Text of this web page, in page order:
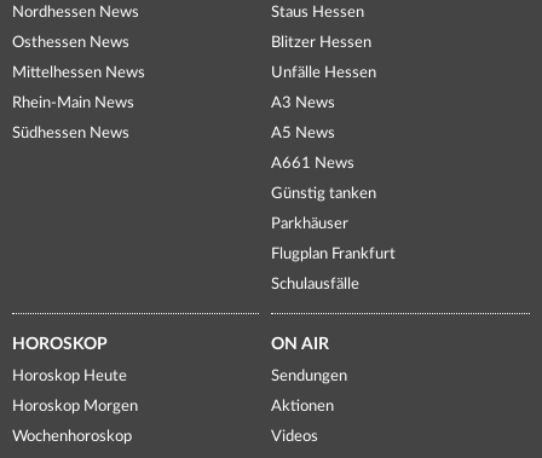
Nordhessen News
Osthessen News
Mittelhessen News
Rhein-Main News
Südhessen News
Staus Hessen
Blitzer Hessen
Unfälle Hessen
A3 News
A5 News
A661 News
Günstig tanken
Parkhäuser
Flugplan Frankfurt
Schulausfälle
HOROSKOP
Horoskop Heute
Horoskop Morgen
Wochenhoroskop
ON AIR
Sendungen
Aktionen
Videos